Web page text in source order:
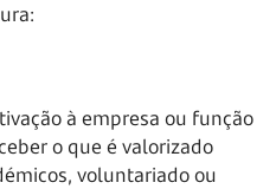
à empresa ou função
o que é valorizado
voluntariado ou